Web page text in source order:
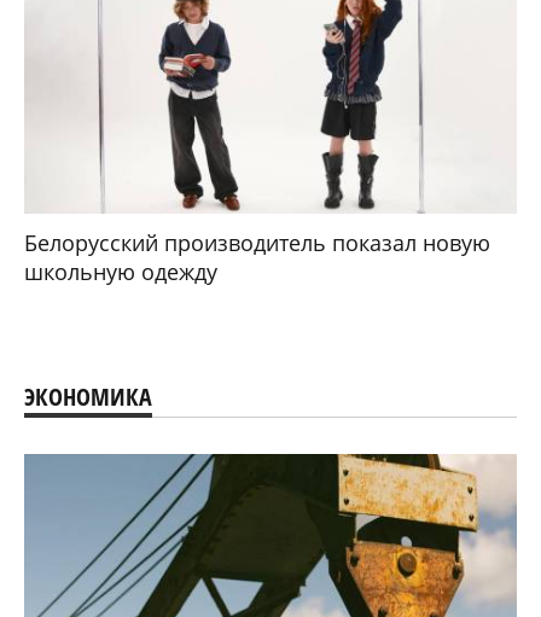
Белорусский производитель показал новую
школьную одежду
ЭКОНОМИКА